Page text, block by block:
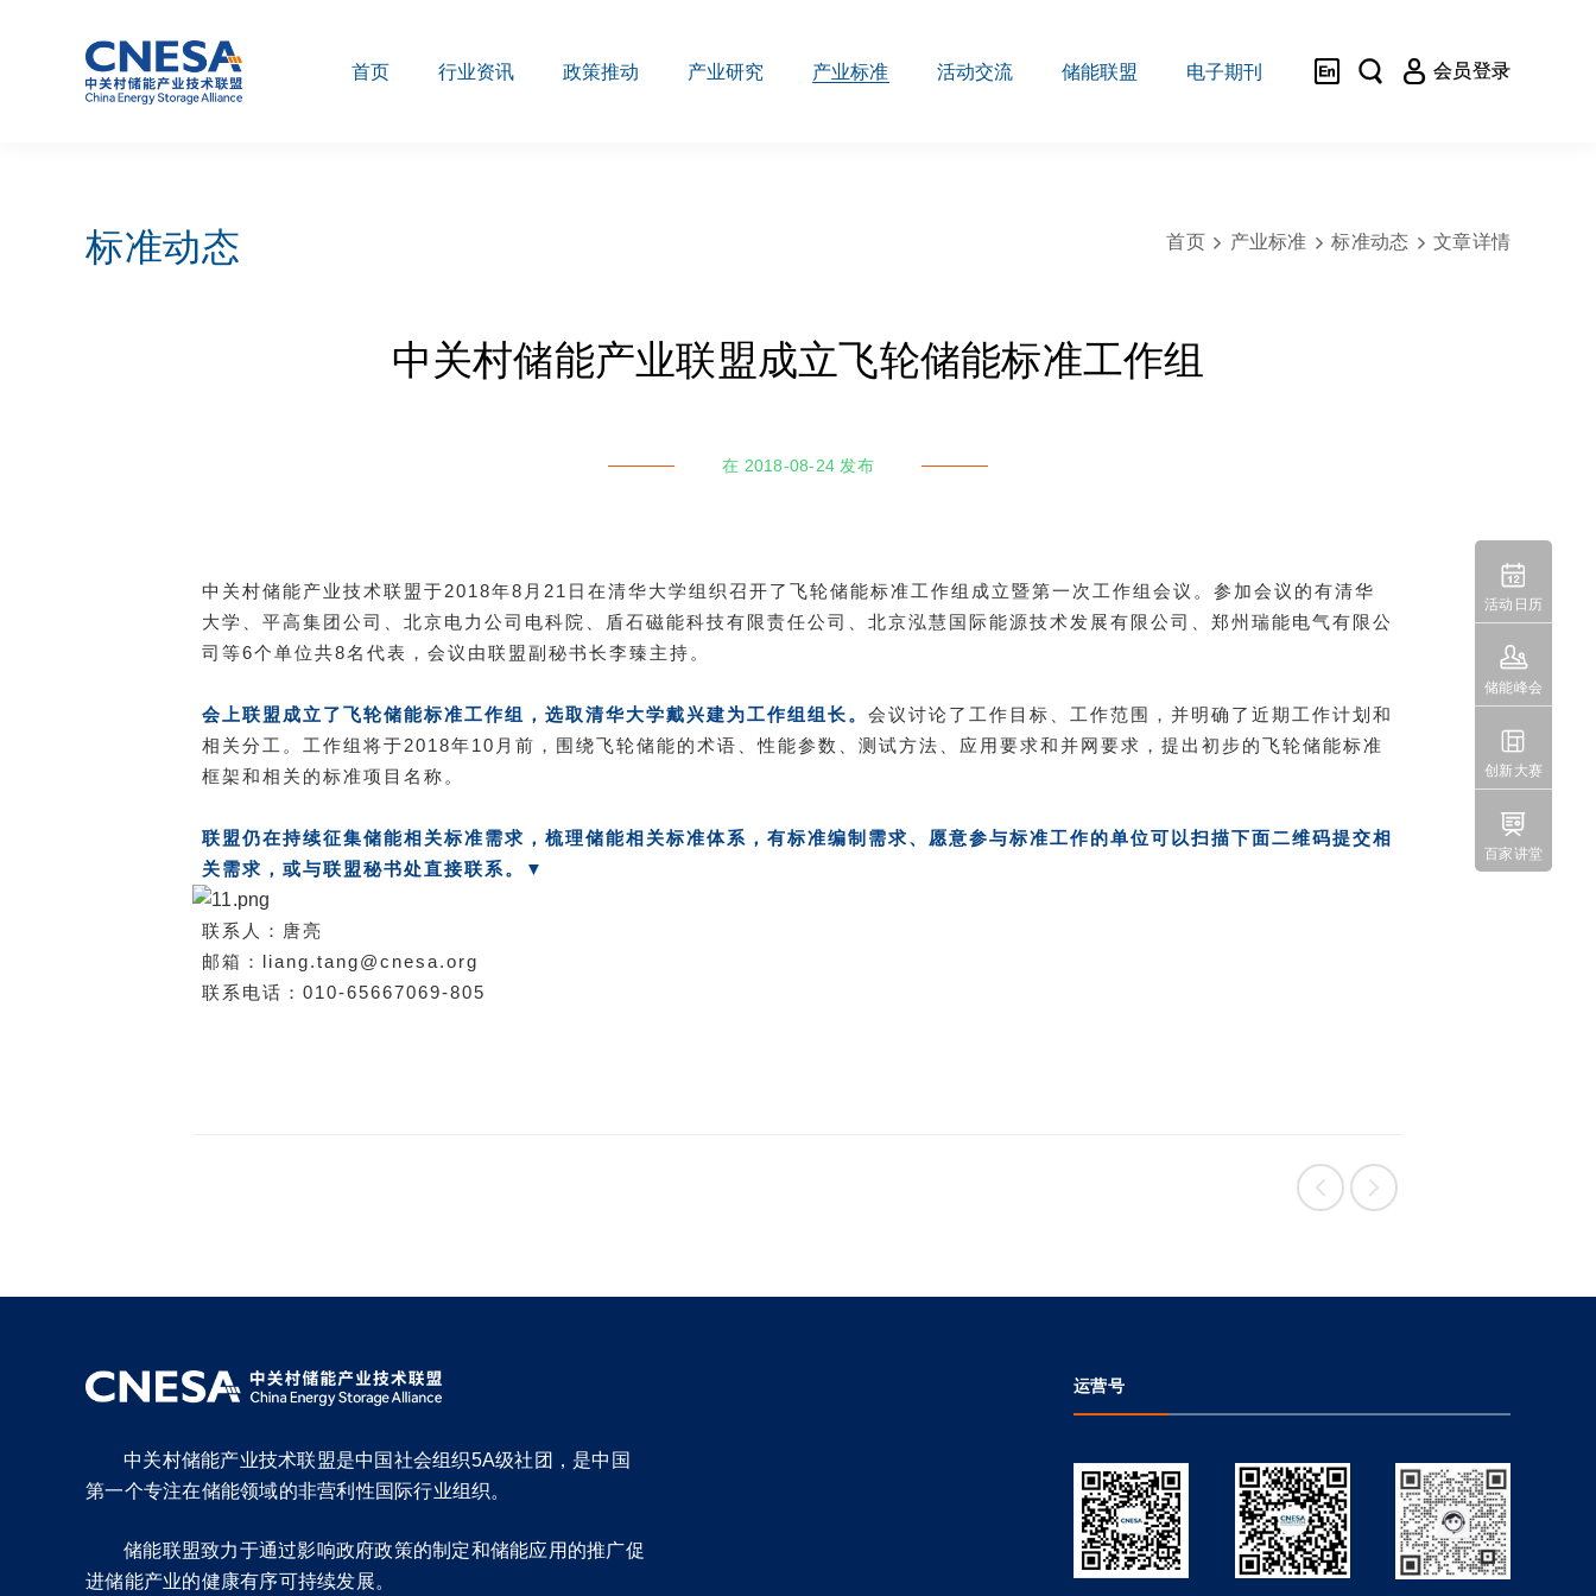
首页 行业资讯 政策推动 产业研究 产业标准 活动交流 储能联盟 电子期刊  会员登录



活动日历

储能峰会

创新大赛

百家讲堂
标准动态 首页  产业标准  标准动态  文章详情
中关村储能产业联盟成立飞轮储能标准工作组
在 2018-08-24 发布
中关村储能产业技术联盟于2018年8月21日在清华大学组织召开了飞轮储能标准工作组成立暨第一次工作组会议。参加会议的有清华
大学、平高集团公司、北京电力公司电科院、盾石磁能科技有限责任公司、北京泓慧国际能源技术发展有限公司、郑州瑞能电气有限公
司等6个单位共8名代表，会议由联盟副秘书长李臻主持。
会上联盟成立了飞轮储能标准工作组，选取清华大学戴兴建为工作组组长。 会议讨论了工作目标、工作范围，并明确了近期工作计划和
相关分工。工作组将于2018年10月前，围绕飞轮储能的术语、性能参数、测试方法、应用要求和并网要求，提出初步的飞轮储能标准
框架和相关的标准项目名称。
联盟仍在持续征集储能相关标准需求，梳理储能相关标准体系，有标准编制需求、愿意参与标准工作的单位可以扫描下面二维码提交相
关需求，或与联盟秘书处直接联系。▼
联系人：唐亮
邮箱：liang.tang@cnesa.org
联系电话：010-65667069-805
 
中关村储能产业技术联盟是中国社会组织5A级社团，是中国
第一个专注在储能领域的非营利性国际行业组织。
储能联盟致力于通过影响政府政策的制定和储能应用的推广促
进储能产业的健康有序可持续发展。
运营号